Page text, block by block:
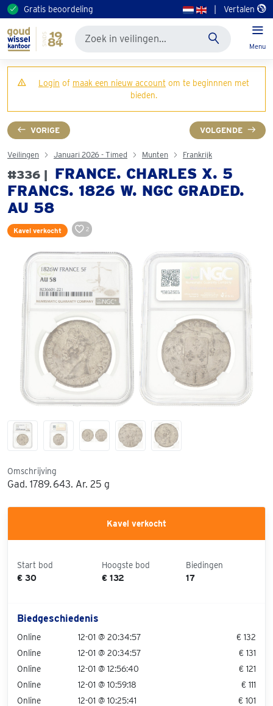
Gratis beoordeling Vertalen
Menu
Login of maak een nieuw account om te beginnnen met
bieden.
VORIGE VOLGENDE
Veilingen Januari 2026 - Timed Munten Frankrijk
#336 |
FRANCE. CHARLES X. 5
FRANCS. 1826 W. NGC GRADED.
AU 58
Kavel verkocht 2
Omschrijving
Gad. 1789. 643. Ar. 25 g
Kavel verkocht
Start bod
€ 30
Hoogste bod
€ 132
Biedingen
17
Biedgeschiedenis
Online 12-01 @ 20:34:57
€ 132
Online
12-01 @ 20:34:57
€ 131
Online
12-01 @ 12:56:40
€ 121
Online
12-01 @ 10:59:18
€ 111
Online
12-01 @ 10:25:41 € 101